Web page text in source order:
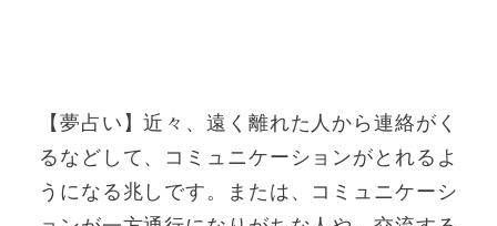
【夢占い】近々、遠く離れた人から連絡がく
るなどして、コミュニケーションがとれるよ
うになる兆しです。または、コミュニケーシ